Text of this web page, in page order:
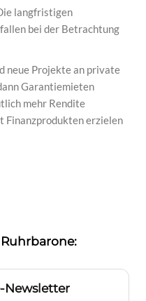
langfristigen
bei der Betrachtung
neue Projekte an private
Garantiemieten
mehr Rendite
erzielen
Newsletter